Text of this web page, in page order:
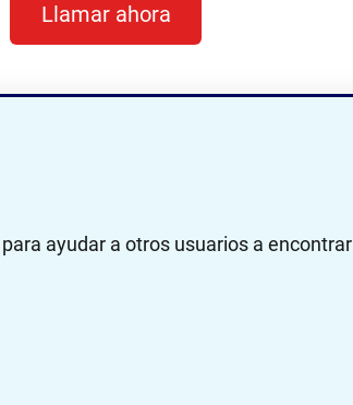
Llamar ahora
ayudar a otros usuarios a encontrar